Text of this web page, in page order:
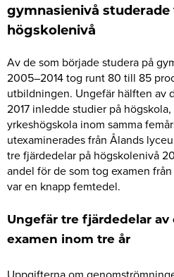
gymnasienivå studerade
högskolenivå
Av de som började studera på
2005–2014 tog runt 80 till 85
utbildningen. Ungefär hälften av
2017 inledde studier på
yrkeshögskola inom samma
utexaminerades från Ålands
tre fjärdedelar på högskolenivå
andel för de som tog examen
var en knapp femtedel.
Ungefär tre fjärdedelar
examen inom tre år